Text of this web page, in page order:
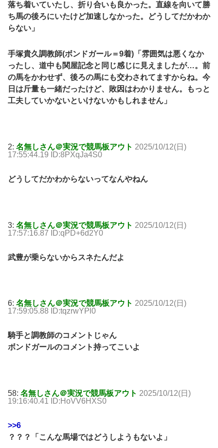
落ち着いていたし、折り合いも良かった。直線を向いて勝
ち馬の後ろにいたけど加速しなかった。どうしてだかわか
らない」
手塚貴久調教師(ボンドガール＝9着)「雰囲気は悪くなか
ったし、道中も関屋記念と同じ感じに見えましたが…。前
の馬をかわせず、後ろの馬にも交わされてますからね。今
日は斤量も一緒だったけど、敗因はわかりません。もっと
工夫していかないといけないかもしれません」
2: 名無しさん＠実況で競馬板アウト 2025/10/12(日)
17:55:44.19 ID:8PXqJa4S0
どうしてだかわからないってなんやねん
3: 名無しさん＠実況で競馬板アウト 2025/10/12(日)
17:57:16.87 ID:qPD+6d2Y0
武豊が乗らないからスネたんだよ
6: 名無しさん＠実況で競馬板アウト 2025/10/12(日)
17:59:05.88 ID:tqzrwYPl0
騎手と調教師のコメントじゃん
ボンドガールのコメント持ってこいよ
58: 名無しさん＠実況で競馬板アウト 2025/10/12(日)
19:16:40.41 ID:HoVV6HXS0
>>6
？？？「こんな馬場ではどうしようもないよ」